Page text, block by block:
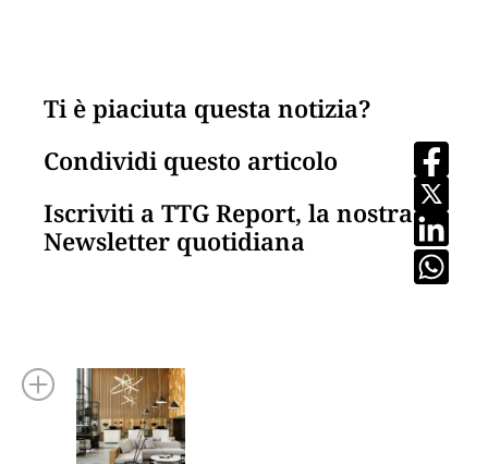
Ti è piaciuta questa notizia?
Condividi questo articolo
Iscriviti a TTG Report, la nostra
Newsletter quotidiana